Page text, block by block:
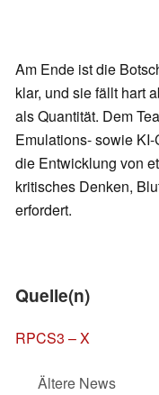
Am Ende ist die
klar, und sie fällt hart
als Quantität. Dem
Emulations- sowie
die Entwicklung von
kritisches Denken,
erfordert.
Quelle(n)
RPCS3 – X
Ältere News